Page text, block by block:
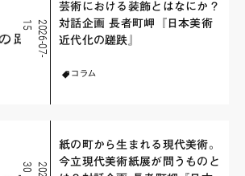
2
0
2
6
-
0
7
-
1
5
芸術における装飾とはなにか？
対話企画 長者町岬『日本美術
近代化の蹉跌』
コラム
0
紙の町から生まれる現代美術。
今立現代美術紙展が問うものと